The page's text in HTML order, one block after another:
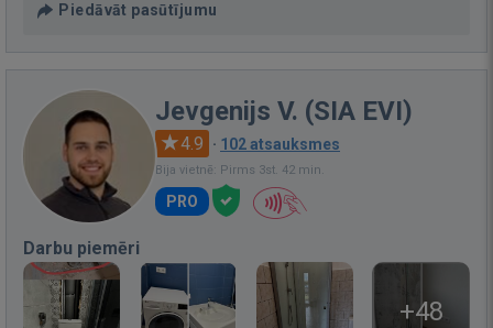
Piedāvāt pasūtījumu
Jevgenijs V. (SIA EVI)
4.9 · 102 atsauksmes
Bija vietnē: Pirms 3st. 42 min.
PRO
Darbu piemēri
+48